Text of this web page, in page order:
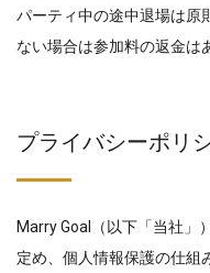
パーティ中の途中退場は原
ない場合は参加料の返金は
プライバシーポリ
Marry Goal（以下「当社」
定め、個人情報保護の仕組